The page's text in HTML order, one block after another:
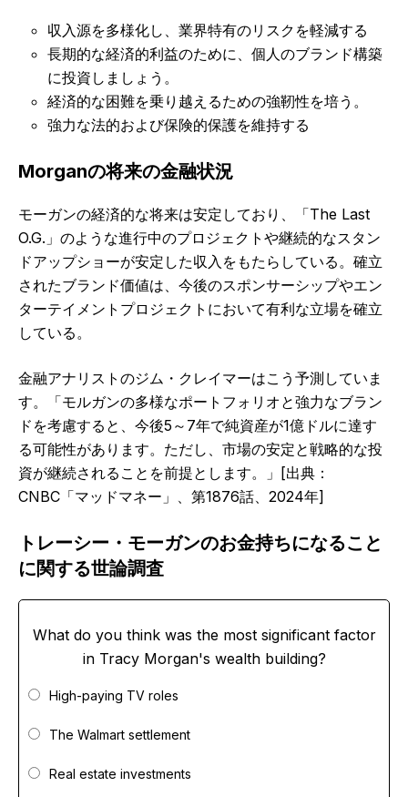
収入源を多様化し、業界特有のリスクを軽減する
長期的な経済的利益のために、個人のブランド構築
に投資しましょう。
経済的な困難を乗り越えるための強靭性を培う。
強力な法的および保険的保護を維持する
Morganの将来の金融状況
モーガンの経済的な将来は安定しており、「The Last
O.G.」のような進行中のプロジェクトや継続的なスタン
ドアップショーが安定した収入をもたらしている。確立
されたブランド価値は、今後のスポンサーシップやエン
ターテイメントプロジェクトにおいて有利な立場を確立
している。
金融アナリストのジム・クレイマーはこう予測していま
す。「モルガンの多様なポートフォリオと強力なブラン
ドを考慮すると、今後5～7年で純資産が1億ドルに達す
る可能性があります。ただし、市場の安定と戦略的な投
資が継続されることを前提とします。」[出典：
CNBC「マッドマネー」、第1876話、2024年]
トレーシー・モーガンのお金持ちになること
に関する世論調査
What do you think was the most significant factor
in Tracy Morgan's wealth building?
High-paying TV roles
The Walmart settlement
Real estate investments